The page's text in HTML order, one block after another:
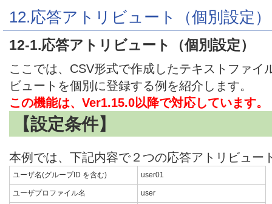
12.応答アトリビュート（個別設定）
12-1.応答アトリビュート（個別設定）
ここでは、CSV形式で作成したテキストファイ
ビュートを個別に登録する例を紹介します。
この機能は、Ver1.15.0以降で対応しています。
【設定条件】
本例では、下記内容で２つの応答アトリビュー
ユーザ名(グループID を含む) user01
ユーザプロファイル名 user